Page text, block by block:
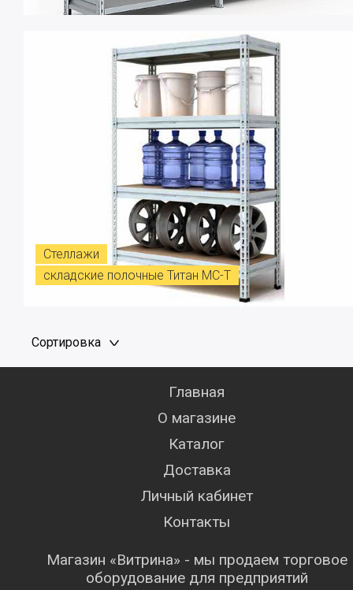
Стеллажи
складские полочные Титан МС-Т
Сортировка
Главная
О магазине
Каталог
Доставка
Личный кабинет
Контакты
Магазин «Витрина» - мы продаем торговое
оборудование для предприятий